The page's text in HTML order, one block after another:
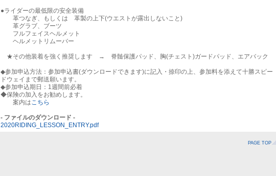
●ライダーの最低限の安全装備
革つなぎ、もしくは 革製の上下(ウエストが露出しないこと)
革グラブ、ブーツ
フルフェイスヘルメット
ヘルメットリムーバー
★その他装着を強く推奨します → 脊髄保護パッド、胸(チェスト)ガードパッド、エアバック
◆参加申込方法：参加申込書(ダウンロードできます)に記入・捺印の上、参加料を添えて十勝スピー
ドウェイまで郵送願います。
◆参加申込期日：1週間前必着
◆保険の加入をお勧めします。
案内はこちら
- ファイルのダウンロード -
2020RIDING_LESSON_ENTRY.pdf
PAGE TOP